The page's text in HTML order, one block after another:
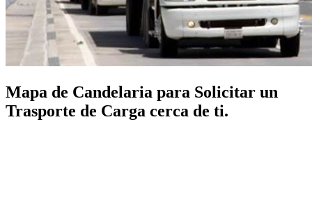
Mapa de Candelaria para Solicitar un
Trasporte de Carga cerca de ti.